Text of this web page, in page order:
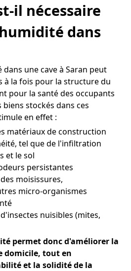
il nécessaire
dans
une cave à Saran peut
à la fois pour la structure du
pour la santé des occupants
stockés dans ces
en effet :
matériaux de construction
tel que de l'infiltration
et le sol
persistantes
moisissures,
micro-organismes
nuisibles (mites,
permet donc d'améliorer la
domicile, tout en
et la solidité de la